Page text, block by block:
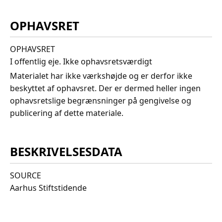
OPHAVSRET
OPHAVSRET
I offentlig eje. Ikke ophavsretsværdigt
Materialet har ikke værkshøjde og er derfor ikke
beskyttet af ophavsret. Der er dermed heller ingen
ophavsretslige begrænsninger på gengivelse og
publicering af dette materiale.
BESKRIVELSESDATA
SOURCE
Aarhus Stiftstidende